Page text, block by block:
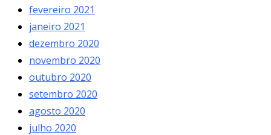
fevereiro 2021
janeiro 2021
dezembro 2020
novembro 2020
outubro 2020
setembro 2020
agosto 2020
julho 2020